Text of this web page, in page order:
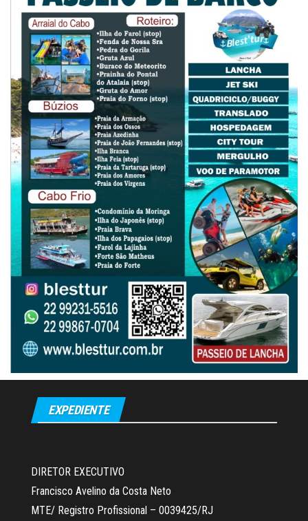
EXPEDIENTE
DIRETOR EXECUTIVO
Francisco Avelino da Costa Neto
MTE/ Registro Profissional – 0039425/RJ